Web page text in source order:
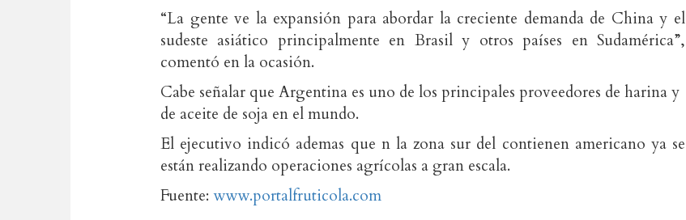
“La gente ve la expansión para abordar la creciente demanda de China y el
sudeste asiático principalmente en Brasil y otros países en Sudamérica”,
comentó en la ocasión.
Cabe señalar que Argentina es uno de los principales proveedores de harina y
de aceite de soja en el mundo.
El ejecutivo indicó ademas que n la zona sur del contienen americano ya se
están realizando operaciones agrícolas a gran escala.
Fuente: www.portalfruticola.com